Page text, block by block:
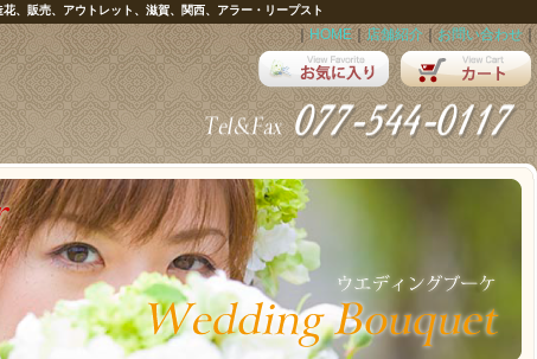
、販売、アウトレット、滋賀、関西、アラー・リープスト
｜ HOME｜ 店舗紹介 ｜お問い合わせ｜